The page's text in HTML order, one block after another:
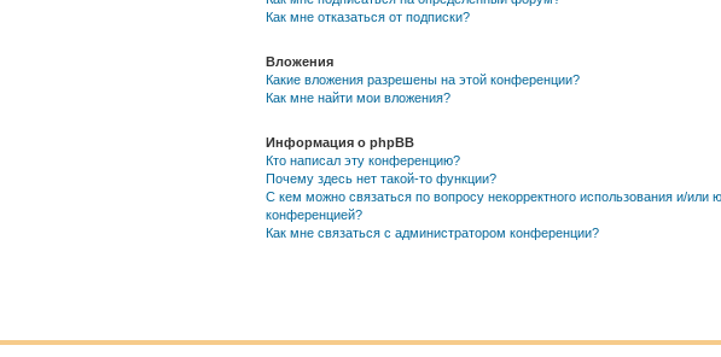
Как мне отказаться от подписки?
Вложения
Какие вложения разрешены на этой конференции?
Как мне найти мои вложения?
Информация о phpBB
Кто написал эту конференцию?
Почему здесь нет такой-то функции?
С кем можно связаться по вопросу некорректного использования и/или
конференцией?
Как мне связаться с администратором конференции?